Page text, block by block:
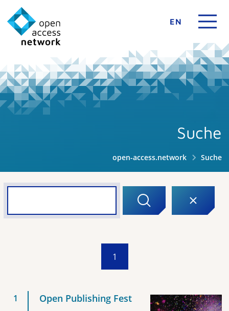
EN
Suche
open-access.network Suche
1
Open Publishing Fest